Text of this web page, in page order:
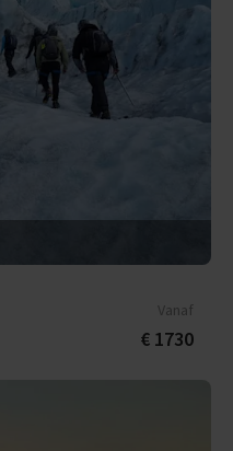
Vanaf
€ 1730